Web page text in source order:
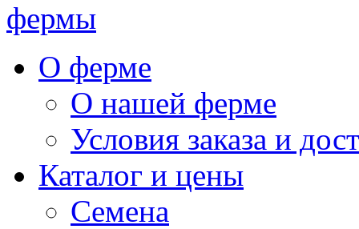
фермы
О ферме
О нашей ферме
Условия заказа и
Каталог и цены
Семена